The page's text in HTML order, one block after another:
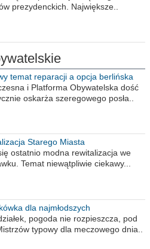
prezydenckich. Największe..
temat reparacji a opcja berlińska
i Platforma Obywatelska dość
oskarża szeregowego posła..
Starego Miasta
ostatnio modna rewitalizacja we
Temat niewątpliwie ciekawy...
dla najmłodszych
pogoda nie rozpieszcza, pod
typowy dla meczowego dnia..